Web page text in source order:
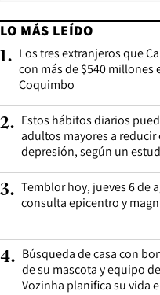
LO MÁS LEÍDO
1. Los tres extranjeros que
con más de $540 millones
Coquimbo
2. Estos hábitos diarios
adultos mayores a
depresión, según un
3. Temblor hoy, jueves 6 de
consulta epicentro y
4. Búsqueda de casa con
de su mascota y equipo
Vozinha planifica su vida